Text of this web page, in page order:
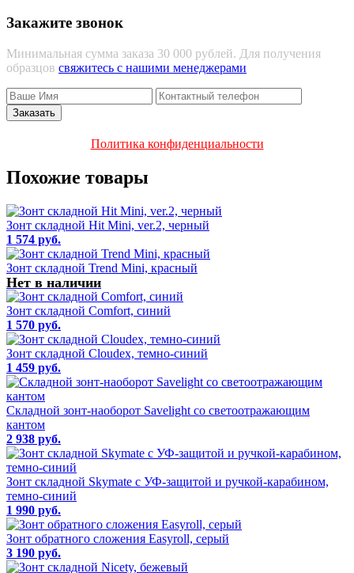
Закажите звонок
Минимальная сумма заказа 30 000 рублей. Для получения
образцов свяжитесь с нашими менеджерами
Политика конфиденциальности
Похожие товары
Зонт складной Hit Mini, ver.2, черный
1 574 руб.
Зонт складной Trend Mini, красный
Нет в наличии
Зонт складной Comfort, синий
1 570 руб.
Зонт складной Cloudex, темно-синий
1 459 руб.
Складной зонт-наоборот Savelight со светоотражающим
кантом
2 938 руб.
Зонт складной Skymate с УФ-защитой и ручкой-карабином,
темно-синий
1 990 руб.
Зонт обратного сложения Easyroll, серый
3 190 руб.